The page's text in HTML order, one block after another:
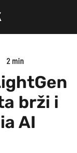
2 min
brži i
AI